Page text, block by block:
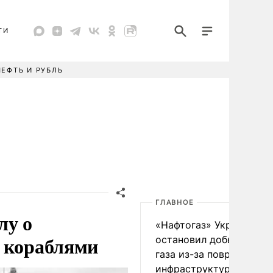
И РУБЛЬ
о
ГЛАВНОЕ
«Нафтогаз» Украины
остановил добычу
газа из-за повреждения
инфраструктуры